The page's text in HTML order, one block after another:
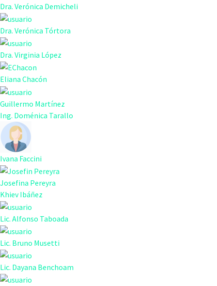
Dra. Verónica Demicheli
Dra. Verónica Tórtora
Dra. Virginia López
Eliana Chacón
Guillermo Martínez
Ing. Doménica Tarallo
Ivana Faccini
Josefina Pereyra
Khiev Ibáñez
Lic. Alfonso Taboada
Lic. Bruno Musetti
Lic. Dayana Benchoam